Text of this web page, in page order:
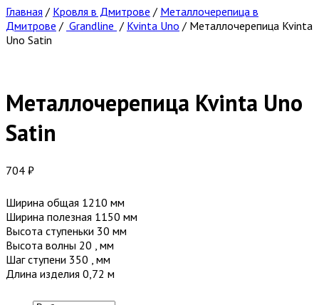
Главная / Кровля в Дмитрове / Металлочерепица в
Дмитрове / Grandline / Kvinta Uno / Металлочерепица Kvinta
Uno Satin
Металлочерепица Kvinta Uno
Satin
704 ₽
Ширина общая 1210 мм
Ширина полезная 1150 мм
Высота ступеньки 30 мм
Высота волны 20 , мм
Шаг ступени 350 , мм
Длина изделия 0,72 м